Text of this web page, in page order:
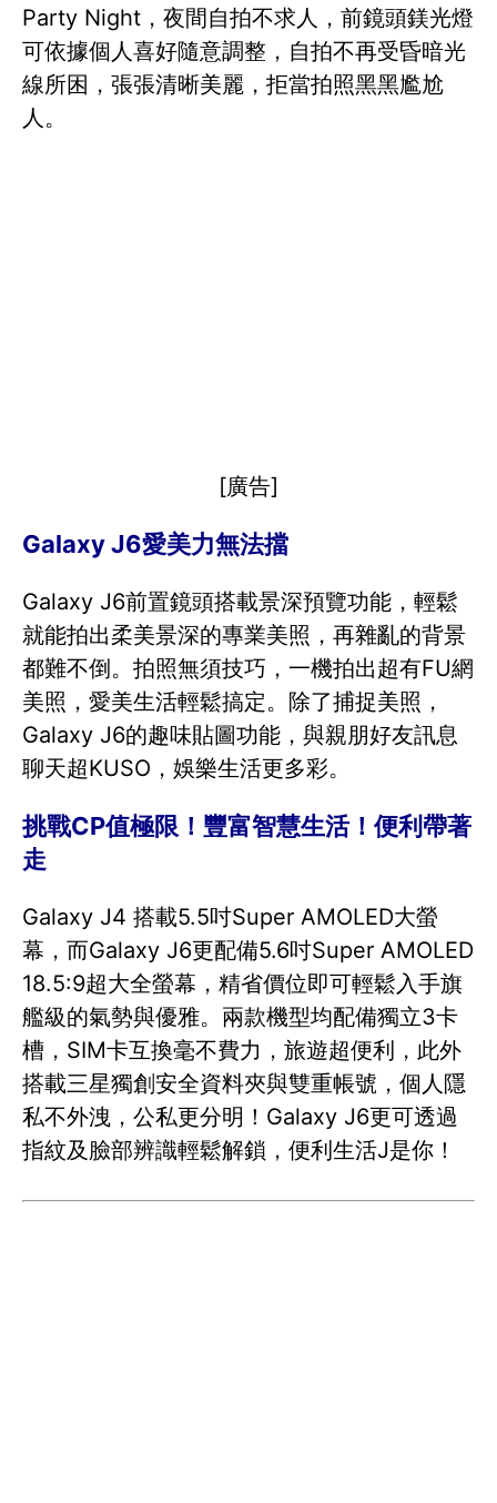
Party Night，夜間自拍不求人，前鏡頭鎂光燈
可依據個人喜好隨意調整，自拍不再受昏暗光
線所困，張張清晰美麗，拒當拍照黑黑尷尬
人。
[廣告]
Galaxy J6愛美力無法擋
Galaxy J6前置鏡頭搭載景深預覽功能，輕鬆
就能拍出柔美景深的專業美照，再雜亂的背景
都難不倒。拍照無須技巧，一機拍出超有FU網
美照，愛美生活輕鬆搞定。除了捕捉美照，
Galaxy J6的趣味貼圖功能，與親朋好友訊息
聊天超KUSO，娛樂生活更多彩。
挑戰CP值極限！豐富智慧生活！便利帶著
走
Galaxy J4 搭載5.5吋Super AMOLED大螢
幕，而Galaxy J6更配備5.6吋Super AMOLED
18.5:9超大全螢幕，精省價位即可輕鬆入手旗
艦級的氣勢與優雅。兩款機型均配備獨立3卡
槽，SIM卡互換毫不費力，旅遊超便利，此外
搭載三星獨創安全資料夾與雙重帳號，個人隱
私不外洩，公私更分明！Galaxy J6更可透過
指紋及臉部辨識輕鬆解鎖，便利生活J是你！